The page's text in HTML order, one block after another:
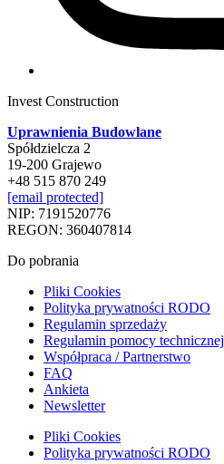
Invest Construction
Uprawnienia Budowlane
Spółdzielcza 2
19-200 Grajewo
+48 515 870 249
[email protected]
NIP: 7191520776
REGON: 360407814
Do pobrania
Pliki Cookies
Polityka prywatności RODO
Regulamin sprzedaży
Regulamin pomocy technicznej
Współpraca / Partnerstwo
FAQ
Ankieta
Newsletter
Pliki Cookies
Polityka prywatności RODO